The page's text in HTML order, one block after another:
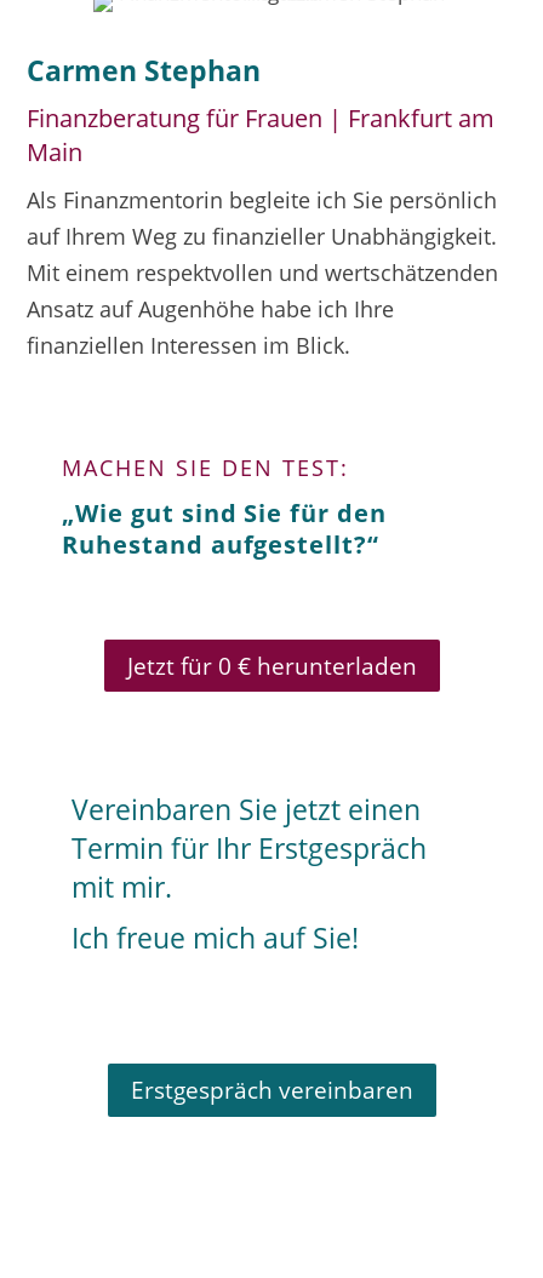
Carmen Stephan
Finanzberatung für Frauen | Frankfurt am
Main
Als Finanzmentorin begleite ich Sie persönlich
auf Ihrem Weg zu finanzieller Unabhängigkeit.
Mit einem respektvollen und wertschätzenden
Ansatz auf Augenhöhe habe ich Ihre
finanziellen Interessen im Blick.
MACHEN SIE DEN TEST:
„Wie gut sind Sie für den
Ruhestand aufgestellt?“
Jetzt für 0 € herunterladen
Vereinbaren Sie jetzt einen
Termin für Ihr Erstgespräch
mit mir.
Ich freue mich auf Sie!
Erstgespräch vereinbaren